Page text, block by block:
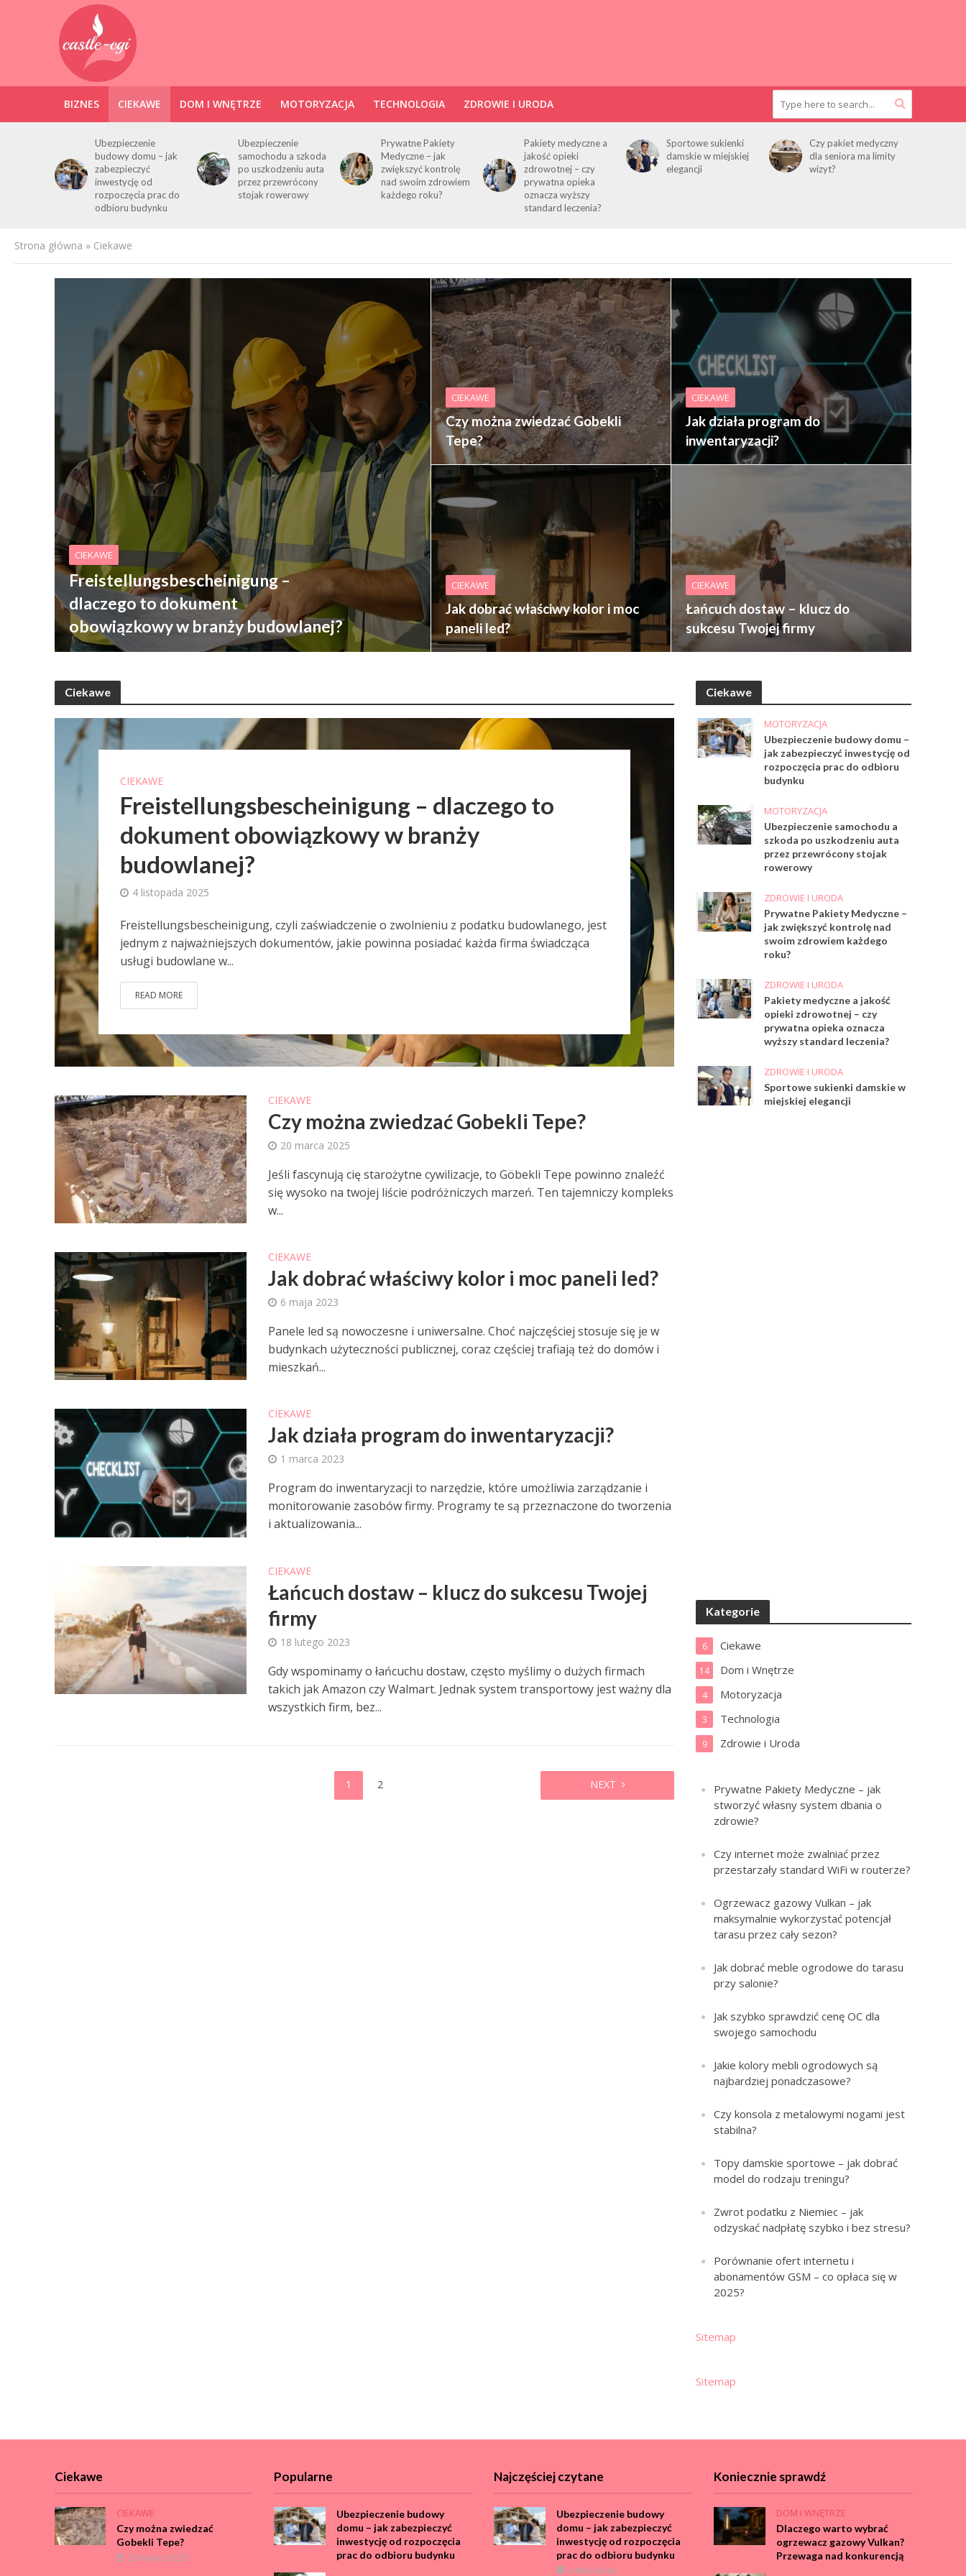
BIZNES CIEKAWE DOM I WNĘTRZE MOTORYZACJA TECHNOLOGIA ZDROWIE I URODA
Ubezpieczenie
budowy domu – jak
zabezpieczyć
inwestycję od
rozpoczęcia prac do
odbioru budynku
Ubezpieczenie
samochodu a szkoda
po uszkodzeniu auta
przez przewrócony
stojak rowerowy
Prywatne Pakiety
Medyczne – jak
zwiększyć kontrolę
nad swoim zdrowiem
każdego roku?
Pakiety medyczne a
jakość opieki
zdrowotnej – czy
prywatna opieka
oznacza wyższy
standard leczenia?
Sportowe sukienki
damskie w miejskiej
elegancji
Czy pakiet medyczny
dla seniora ma limity
wizyt?
Strona główna » Ciekawe
CIEKAWE
Freistellungsbescheinigung –
dlaczego to dokument
obowiązkowy w branży budowlanej?
CIEKAWE
Czy można zwiedzać Gobekli
Tepe?
CIEKAWE
Jak dobrać właściwy kolor i moc
paneli led?
CIEKAWE
Jak działa program do
inwentaryzacji?
CIEKAWE
Łańcuch dostaw – klucz do
sukcesu Twojej firmy
Ciekawe
CIEKAWE
Freistellungsbescheinigung – dlaczego to
dokument obowiązkowy w branży
budowlanej?
4 listopada 2025
Freistellungsbescheinigung, czyli zaświadczenie o zwolnieniu z podatku budowlanego, jest
jednym z najważniejszych dokumentów, jakie powinna posiadać każda firma świadcząca
usługi budowlane w...
READ MORE
CIEKAWE
Czy można zwiedzać Gobekli Tepe?
20 marca 2025
Jeśli fascynują cię starożytne cywilizacje, to Göbekli Tepe powinno znaleźć
się wysoko na twojej liście podróżniczych marzeń. Ten tajemniczy kompleks
w...
CIEKAWE
Jak dobrać właściwy kolor i moc paneli led?
6 maja 2023
Panele led są nowoczesne i uniwersalne. Choć najczęściej stosuje się je w
budynkach użyteczności publicznej, coraz częściej trafiają też do domów i
mieszkań...
CIEKAWE
Jak działa program do inwentaryzacji?
1 marca 2023
Program do inwentaryzacji to narzędzie, które umożliwia zarządzanie i
monitorowanie zasobów firmy. Programy te są przeznaczone do tworzenia
i aktualizowania...
CIEKAWE
Łańcuch dostaw – klucz do sukcesu Twojej
firmy
18 lutego 2023
Gdy wspominamy o łańcuchu dostaw, często myślimy o dużych firmach
takich jak Amazon czy Walmart. Jednak system transportowy jest ważny dla
wszystkich firm, bez...
1 2 NEXT
Ciekawe
MOTORYZACJA
Ubezpieczenie budowy domu –
jak zabezpieczyć inwestycję od
rozpoczęcia prac do odbioru
budynku
MOTORYZACJA
Ubezpieczenie samochodu a
szkoda po uszkodzeniu auta
przez przewrócony stojak
rowerowy
ZDROWIE I URODA
Prywatne Pakiety Medyczne –
jak zwiększyć kontrolę nad
swoim zdrowiem każdego
roku?
ZDROWIE I URODA
Pakiety medyczne a jakość
opieki zdrowotnej – czy
prywatna opieka oznacza
wyższy standard leczenia?
ZDROWIE I URODA
Sportowe sukienki damskie w
miejskiej elegancji
Kategorie
Ciekawe
6
Dom i Wnętrze
14
Motoryzacja
4
Technologia
3
Zdrowie i Uroda
9
Prywatne Pakiety Medyczne – jak
stworzyć własny system dbania o
zdrowie?
Czy internet może zwalniać przez
przestarzały standard WiFi w routerze?
Ogrzewacz gazowy Vulkan – jak
maksymalnie wykorzystać potencjał
tarasu przez cały sezon?
Jak dobrać meble ogrodowe do tarasu
przy salonie?
Jak szybko sprawdzić cenę OC dla
swojego samochodu
Jakie kolory mebli ogrodowych są
najbardziej ponadczasowe?
Czy konsola z metalowymi nogami jest
stabilna?
Topy damskie sportowe – jak dobrać
model do rodzaju treningu?
Zwrot podatku z Niemiec – jak
odzyskać nadpłatę szybko i bez stresu?
Porównanie ofert internetu i
abonamentów GSM – co opłaca się w
2025?
Sitemap
Sitemap
Ciekawe
CIEKAWE
Czy można zwiedzać
Gobekli Tepe?
20 marca 2025
Popularne
Ubezpieczenie budowy
domu – jak zabezpieczyć
inwestycję od rozpoczęcia
prac do odbioru budynku
Najczęściej czytane
Ubezpieczenie budowy
domu – jak zabezpieczyć
inwestycję od rozpoczęcia
prac do odbioru budynku
4 Min Read
Koniecznie sprawdź
DOM I WNĘTRZE
Dlaczego warto wybrać
ogrzewacz gazowy Vulkan?
Przewaga nad konkurencją